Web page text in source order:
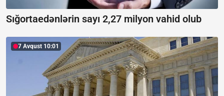
Sığortaedənlərin sayı 2,27 milyon vahid olub
7 Avqust 10:01